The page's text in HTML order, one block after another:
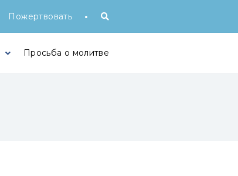
Пожертвовать •
Просьба о молитве